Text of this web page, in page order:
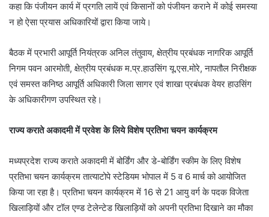
कहा कि पंजीयन कार्य में प्रगति लायें एवं किसानों को पंजीयन कराने में कोई समस्या
न हो ऐसा प्रयास अधिकारियों द्वारा किया जाये।
बैठक में प्रभारी आपूर्ति नियंत्रक अनिल तंतुवाय, क्षेत्रीय प्रबंधक नागरिक आपूर्ति
निगम पवन आरमोती, क्षेत्रीय प्रबंधक म.प्र.हाउसिंग यू.एस.मोरे, नापतौल निरीक्षक
एवं समस्त कनिष्ठ आपूर्ति अधिकारी जिला सागर एवं शाखा प्रबंधक वेयर हाउसिंग
के अधिकारीगण उपस्थित रहे।
राज्य कराते अकादमी में प्रवेश के लिये विशेष प्रतिभा चयन कार्यक्रम
मध्यप्रदेश राज्य कराते अकादमी में बोर्डिंग और डे-बोर्डिंग स्कीम के लिए विशेष
प्रतिभा चयन कार्यक्रम तात्याटोपे स्टेडियम भोपाल में 5 व 6 मार्च को आयोजित
किया जा रहा है। प्रतिभा चयन कार्यक्रम में 16 से 21 आयु वर्ग के पदक विजेता
खिलाड़ियों और टॉल एण्ड टेलेन्टेड खिलाड़ियों को अपनी प्रतिभा दिखाने का मौका